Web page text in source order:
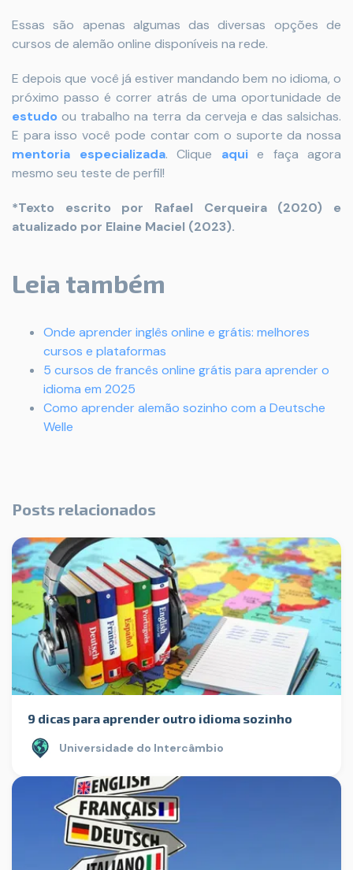
Essas são apenas algumas das diversas opções de
cursos de alemão online disponíveis na rede.
E depois que você já estiver mandando bem no idioma, o
próximo passo é correr atrás de uma oportunidade de
estudo ou trabalho na terra da cerveja e das salsichas.
E para isso você pode contar com o suporte da nossa
mentoria especializada. Clique aquie faça agora
mesmo seu teste de perfil!
*Texto escrito por Rafael Cerqueira (2020) e
atualizado por Elaine Maciel (2023).
Leia também
Onde aprender inglês online e grátis: melhores
cursos e plataformas
5 cursos de francês online grátis para aprender o
idioma em 2025
Como aprender alemão sozinho com a Deutsche
Welle
Posts relacionados
9 dicas para aprender outro idioma sozinho
Universidade do Intercâmbio